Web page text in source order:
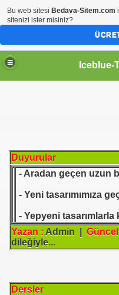
Duyurular
- Aradan geçen uzun
- Yeni tasarımımıza
- Yepyeni tasarımlarla
Yazan : Admin |
dileğiyle...
Dersler
Bu web sitesi Bedava-Sitem.com
sitenizi ister misiniz?